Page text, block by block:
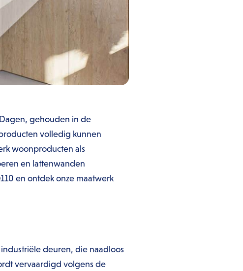
gehouden in de
volledig kunnen
woonproducten als
en lattenwanden
en ontdek onze maatwerk
deuren, die naadloos
vervaardigd volgens de